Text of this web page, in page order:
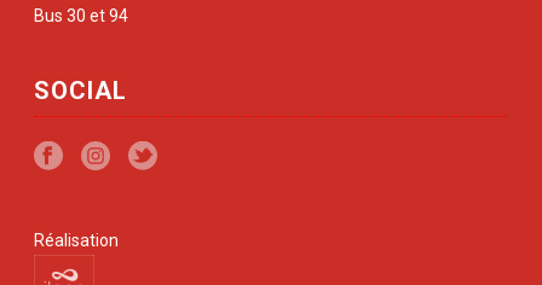
Bus 30 et 94
SOCIAL
Réalisation